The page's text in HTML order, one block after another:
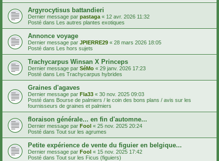
Argyrocytisus battandieri
Dernier message par pastaga « 12 avr. 2026 11:32
Posté dans Les autres plantes exotiques
Annonce voyage
Dernier message par JPIERRE29 « 28 mars 2026 18:05
Posté dans Les hors sujets
Trachycarpus Winsan X Princeps
Dernier message par SéMo « 29 janv. 2026 17:23
Posté dans Les Trachycarpus hybrides
Graines d'agaves
Dernier message par Fla33 « 30 nov. 2025 09:03
Posté dans Bourse de palmiers / le coin des bons plans / avis sur les
fournisseurs de graines et palmiers
floraison générale... en fin d'automne...
Dernier message par Fool « 25 nov. 2025 20:24
Posté dans Tout sur les agrumes
Petite expérience de vente du figuier en belgique...
Dernier message par Fool « 15 nov. 2025 17:42
Posté dans Tout sur les Ficus (figuiers)